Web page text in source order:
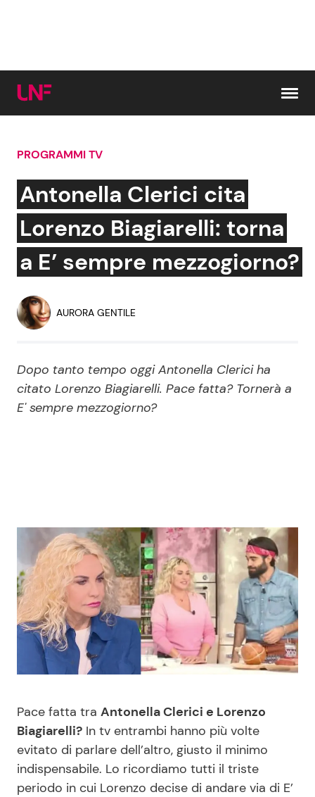
Cerca:
News e Cronaca
Attualità Italiana
Economia
Persone Scomparse
Politica
Gossip e TV
Bellezze VIP
Programmi TV
News Cinema
News Musica
News Spettacolo
News dal mondo
Benessere
Moda e Style
Mondo Mamma
Cucina e Ricette
Dolci
Le Ricette in TV
PROGRAMMI TV
Antonella Clerici cita
Lorenzo Biagiarelli: torna
a E’ sempre mezzogiorno?
AURORA GENTILE
Dopo tanto tempo oggi Antonella Clerici ha
citato Lorenzo Biagiarelli. Pace fatta? Tornerà a
E' sempre mezzogiorno?
Pace fatta tra Antonella Clerici e Lorenzo
Biagiarelli? In tv entrambi hanno più volte
evitato di parlare dell’altro, giusto il minimo
indispensabile. Lo ricordiamo tutti il triste
periodo in cui Lorenzo decise di andare via di E’